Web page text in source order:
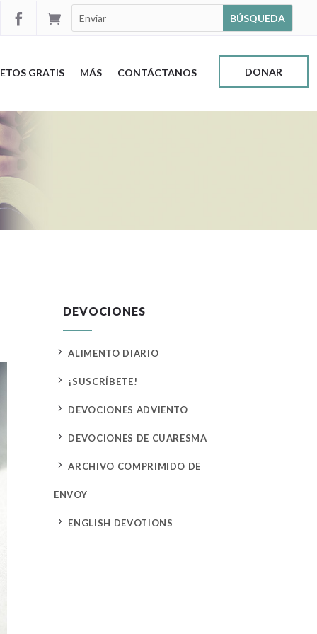


GRATIS MÁS CONTÁCTANOS DONAR
DEVOCIONES
5 ALIMENTO DIARIO
5 ¡SUSCRÍBETE!
5 DEVOCIONES ADVIENTO
5 DEVOCIONES DE CUARESMA
5 ARCHIVO COMPRIMIDO DE
ENVOY
5 ENGLISH DEVOTIONS